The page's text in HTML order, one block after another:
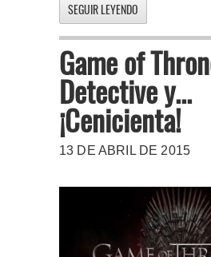
SEGUIR LEYENDO
Game of
Detective y...
¡Cenicienta!
13 DE ABRIL DE 2015